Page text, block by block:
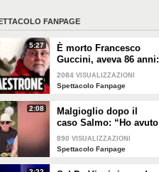
FANPAGE
5:27
È morto Francesco
Guccini, aveva 86 anni:
è stato uno dei
cantautori più
2084 VISUALIZZAZIONI
Spettacolo Fanpage
2:08
Malgioglio dopo il
caso Salmo: “Ho avuto
un melanoma. Mettete
la crema, non sentite i
890 VISUALIZZAZIONI
Spettacolo Fanpage